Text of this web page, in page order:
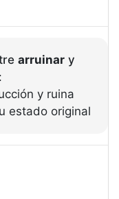
arruinary
y ruina
estado original